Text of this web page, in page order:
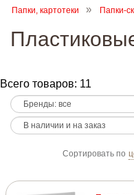
Папки, картотеки
Папки-
Всего товаров: 11
Сортировать по